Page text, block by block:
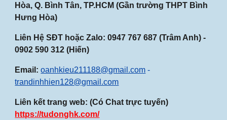
Hòa, Q. Bình Tân, TP.HCM (Gần trường THPT Bình
Hưng Hòa)
Liên Hệ SĐT hoặc Zalo:0947 767 687 (Trâm Anh) -
0902 590 312 (Hiến)
Email: oanhkieu211188@gmail.com -
trandinhhien128@gmail.com
Liên kết trang web: (Có Chat trực tuyến)
https://tudonghk.com/